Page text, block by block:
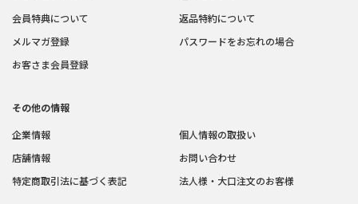
会員特典について
メルマガ登録
お客さま会員登録
返品特約について
パスワードをお忘れの場合
その他の情報
企業情報
店舗情報
特定商取引法に基づく表記
個人情報の取扱い
お問い合わせ
法人様・大口注文のお客様